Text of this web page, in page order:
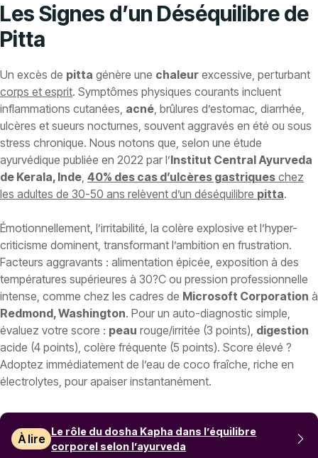
Les Signes d’un Déséquilibre de
Pitta
Un excès de pitta génère une chaleur excessive, perturbant
corps et esprit. Symptômes physiques courants incluent
inflammations cutanées, acné, brûlures d’estomac, diarrhée,
ulcères et sueurs nocturnes, souvent aggravés en été ou sous
stress chronique. Nous notons que, selon une étude
ayurvédique publiée en 2022 par l’Institut Central Ayurveda
de Kerala, Inde, 40% des cas d’ulcères gastriques chez
les adultes de 30-50 ans relèvent d’un déséquilibre pitta.
Émotionnellement, l’irritabilité, la colère explosive et l’hyper-
criticisme dominent, transformant l’ambition en frustration.
Facteurs aggravants : alimentation épicée, exposition à des
températures supérieures à 30?C ou pression professionnelle
intense, comme chez les cadres de Microsoft Corporation à
Redmond, Washington. Pour un auto-diagnostic simple,
évaluez votre score : peau rouge/irritée (3 points), digestion
acide (4 points), colère fréquente (5 points). Score élevé ?
Adoptez immédiatement de l’eau de coco fraîche, riche en
électrolytes, pour apaiser instantanément.
À lire
Le rôle du dosha Kapha dans l’équilibre
corporel selon l’ayurveda